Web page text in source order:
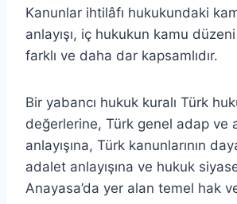
Kanunlar ihtilâfı hukukundaki
anlayışı, iç hukukun kamu düzeni
farklı ve daha dar kapsamlıdır.
Bir yabancı hukuk kuralı Türk
değerlerine, Türk genel adap ve
anlayışına, Türk kanunlarının
adalet anlayışına ve hukuk
Anayasa’da yer alan temel hak